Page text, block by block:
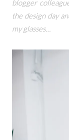
blogger
the design day
my glasses…